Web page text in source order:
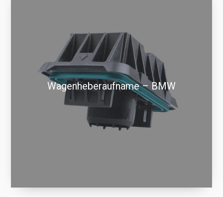
Wagenheberaufname – BMW